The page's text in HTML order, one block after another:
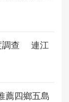
調查 連江
四鄉五島